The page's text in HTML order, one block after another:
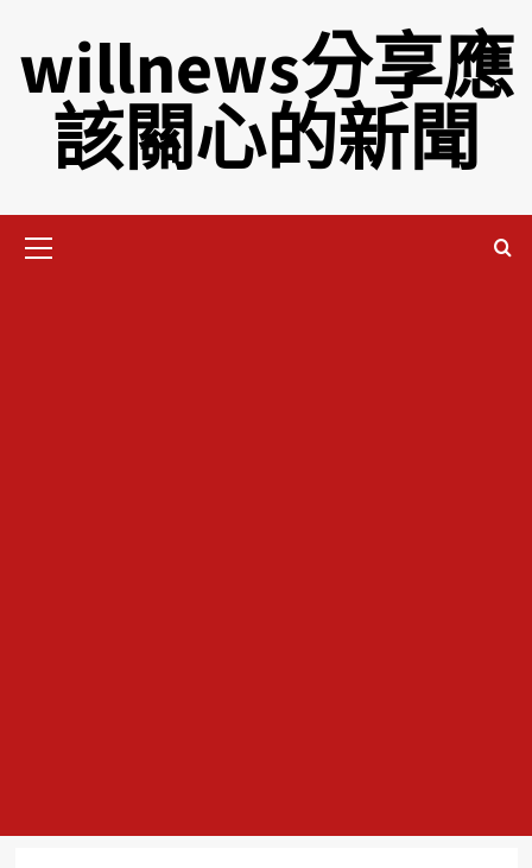
willnews分享應
該關心的新聞